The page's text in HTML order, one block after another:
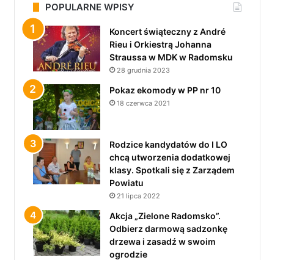
POPULARNE WPISY
Koncert świąteczny z André
Rieu i Orkiestrą Johanna
Straussa w MDK w Radomsku
28 grudnia 2023
Pokaz ekomody w PP nr 10
18 czerwca 2021
Rodzice kandydatów do I LO
chcą utworzenia dodatkowej
klasy. Spotkali się z Zarządem
Powiatu
21 lipca 2022
Akcja „Zielone Radomsko”.
Odbierz darmową sadzonkę
drzewa i zasadź w swoim
ogrodzie